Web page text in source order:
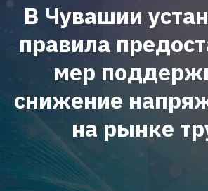
В Чувашии
правила
мер
снижение
на рынке